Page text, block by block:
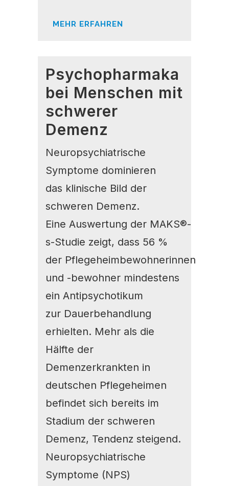
MEHR ERFAHREN
Psychopharmaka
bei Menschen mit
schwerer
Demenz
Neuropsychiatrische
Symptome dominieren
das klinische Bild der
schweren Demenz.
Eine Auswertung der MAKS®-
s-Studie zeigt, dass 56 %
der Pflegeheimbewohnerinnen
und -bewohner mindestens
ein Antipsychotikum
zur Dauerbehandlung
erhielten. Mehr als die
Hälfte der
Demenzerkrankten in
deutschen Pflegeheimen
befindet sich bereits im
Stadium der schweren
Demenz, Tendenz steigend.
Neuropsychiatrische
Symptome (NPS)